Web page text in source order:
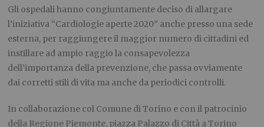
Gli ospedali hanno congiuntamente deciso di allargare
l’iniziativa “Cardiologie aperte 2020” anche presso una sede
esterna, per raggiungere il maggior numero di cittadini ed
instillare ad ampio raggio la consapevolezza
dell’importanza della prevenzione, che passa ovviamente
dai corretti stili di vita ma anche da periodici controlli.
In collaborazione col Comune di Torino e con il patrocinio
della Regione Piemonte, piazza Palazzo di Città a Torino